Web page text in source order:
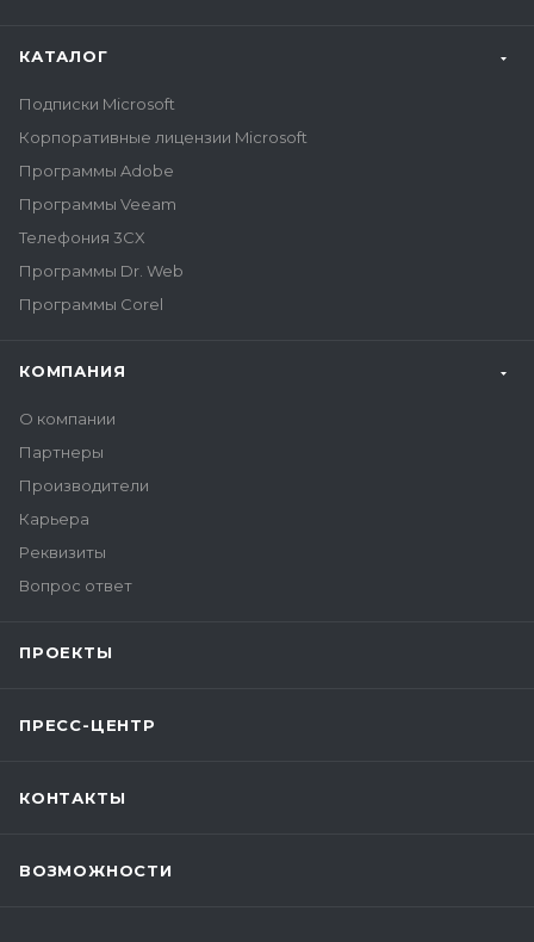
КАТАЛОГ
Подписки Microsoft
Корпоративные лицензии Microsoft
Программы Adobe
Программы Veeam
Телефония 3CX
Программы Dr. Web
Программы Corel
КОМПАНИЯ
О компании
Партнеры
Производители
Карьера
Реквизиты
Вопрос ответ
ПРОЕКТЫ
ПРЕСС-ЦЕНТР
КОНТАКТЫ
ВОЗМОЖНОСТИ